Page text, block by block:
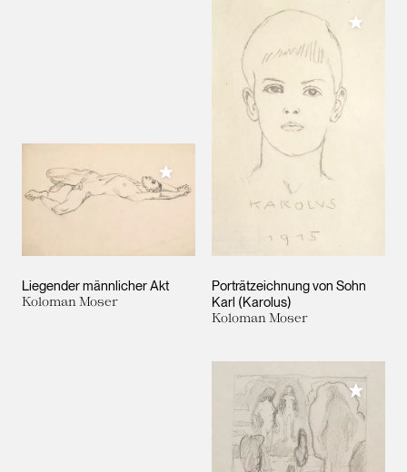
Liegender männlicher Akt
Koloman Moser
Meiner Sammlung hinzufügen
Porträtzeichnung von Sohn
Karl (Karolus)
Koloman Moser
Meiner
Meiner